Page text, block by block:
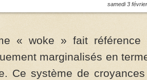
samedi 3
« woke » fait référence
marginalisés en
Ce système de